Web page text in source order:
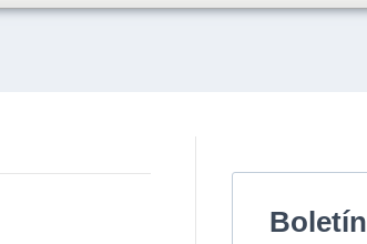
Boletín